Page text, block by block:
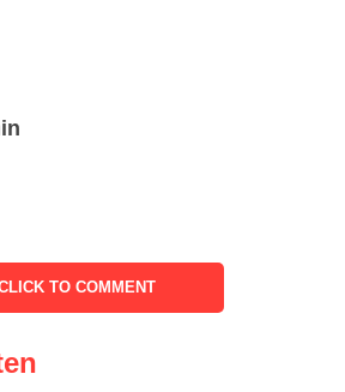
dan masyarakat tidak
agar seluruh pihak dapat terlibat dan
dunia pendidikan, termasuk
keterlibatan semua pihak. Kita
upaya penyelesaian terbaik. Agar tidak
komponen masyarakat sangat
TO COMMENT